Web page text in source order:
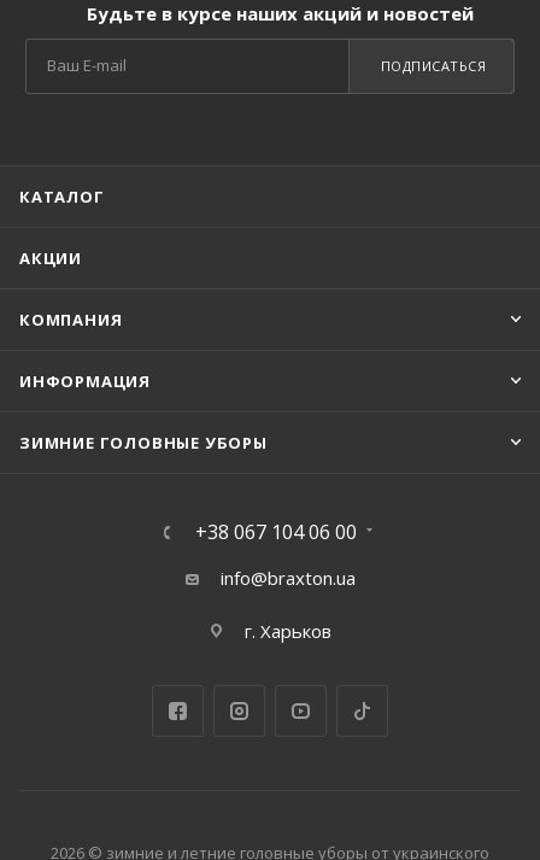
Будьте в курсе наших акций и новостей
ПОДПИСАТЬСЯ
КАТАЛОГ
АКЦИИ
КОМПАНИЯ
ИНФОРМАЦИЯ
ЗИМНИЕ ГОЛОВНЫЕ УБОРЫ
+38 067 104 06 00
info@braxton.ua
г. Харьков
2026 © зимние и летние головные уборы от украинского